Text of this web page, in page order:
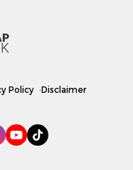
Policy Disclaimer